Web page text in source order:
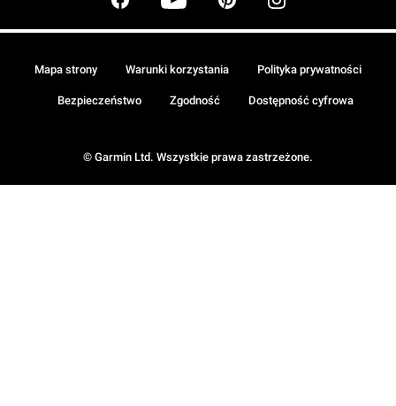
© Garmin Ltd. Wszystkie prawa zastrzeżone.
Mapa strony Warunki korzystania Polityka prywatności
Bezpieczeństwo Zgodność Dostępność cyfrowa